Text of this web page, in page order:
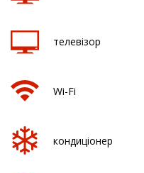
телевізор
Wi-Fi
кондиціонер